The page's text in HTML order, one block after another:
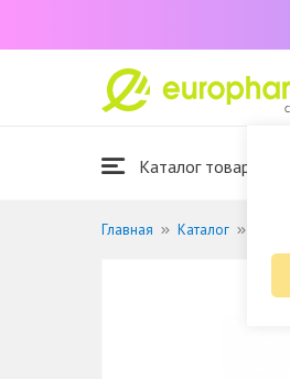
Каталог товаров
Главная Каталог